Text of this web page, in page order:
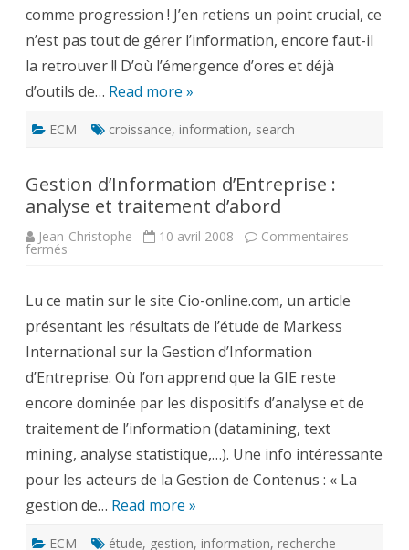
comme progression ! J’en retiens un point crucial, ce
n’est pas tout de gérer l’information, encore faut-il
la retrouver !! D’où l’émergence d’ores et déjà
d’outils de… Read more »
ECM croissance, information, search
Gestion d’Information d’Entreprise :
analyse et traitement d’abord
Jean-Christophe 10 avril 2008 Commentaires
fermés
:
analyse
et
traitement
d’abord
Lu ce matin sur le site Cio-online.com, un article
présentant les résultats de l’étude de Markess
International sur la Gestion d’Information
d’Entreprise. Où l’on apprend que la GIE reste
encore dominée par les dispositifs d’analyse et de
traitement de l’information (datamining, text
mining, analyse statistique,…). Une info intéressante
pour les acteurs de la Gestion de Contenus : « La
gestion de… Read more »
ECM étude, gestion, information, recherche